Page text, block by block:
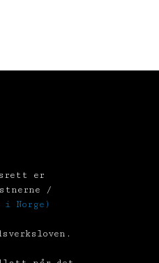
er
/
i Norge)